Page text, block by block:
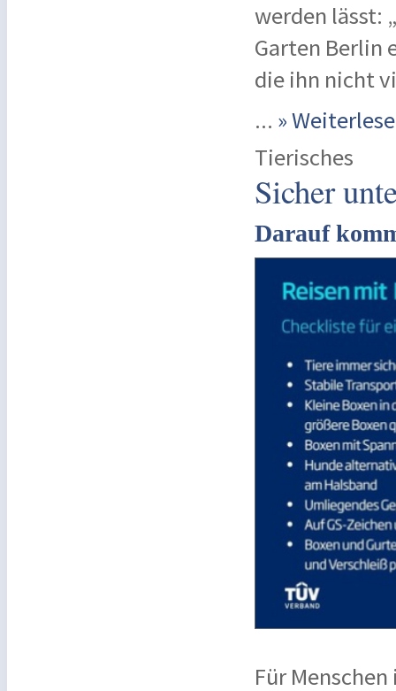
werden lässt:
Garten Berlin
die ihn nicht
... »
Tierisches
Sicher
Darauf
Für